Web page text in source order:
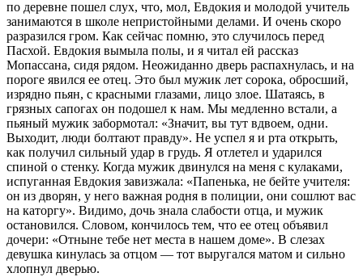
по деревне пошел слух, что, мол, Евдокия и молодой учитель
занимаются в школе непристойными делами. И очень скоро
разразился гром. Как сейчас помню, это случилось перед
Пасхой. Евдокия вымыла полы, и я читал ей рассказ
Мопассана, сидя рядом. Неожиданно дверь распахнулась, и на
пороге явился ее отец. Это был мужик лет сорока, обросший,
изрядно пьян, с красными глазами, лицо злое. Шатаясь, в
грязных сапогах он подошел к нам. Мы медленно встали, а
пьяный мужик забормотал: «Значит, вы тут вдвоем, одни.
Выходит, люди болтают правду». Не успел я и рта открыть,
как получил сильный удар в грудь. Я отлетел и ударился
спиной о стенку. Когда мужик двинулся на меня с кулаками,
испуганная Евдокия завизжала: «Папенька, не бейте учителя:
он из дворян, у него важная родня в полиции, они сошлют вас
на каторгу». Видимо, дочь знала слабости отца, и мужик
остановился. Словом, кончилось тем, что ее отец объявил
дочери: «Отныне тебе нет места в нашем доме». В слезах
девушка кинулась за отцом — тот выругался матом и сильно
хлопнул дверью.